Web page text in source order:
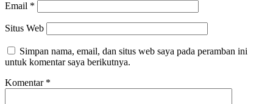
Email *
Situs Web
Simpan nama, email, dan situs web saya pada peramban ini
untuk komentar saya berikutnya.
Komentar *